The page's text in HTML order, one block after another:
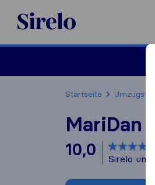
Sirelo.at
Startseite
MariDan
10,0
Sirelo und